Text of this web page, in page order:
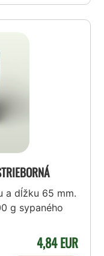
a dĺžku 65 mm.
g sypaného
4,84 EUR